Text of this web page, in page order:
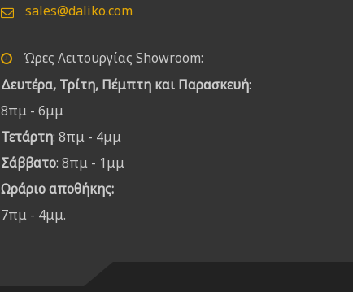
sales@daliko.com
Ώρες Λειτουργίας Showroom:
Δευτέρα, Τρίτη, Πέμπτη και Παρασκευή:
8πμ - 6μμ
Τετάρτη: 8πμ - 4μμ
Σάββατο: 8πμ - 1μμ
Ωράριο αποθήκης:
7πμ - 4μμ.